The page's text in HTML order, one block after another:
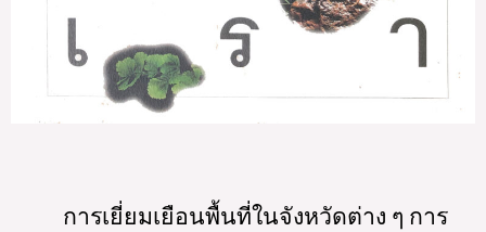
การเยี่ยมเยือนพื้นที่ในจังหวัดต่าง ๆ การ